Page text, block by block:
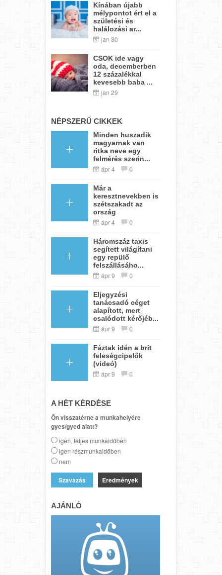
Kínában újabb
mélypontot ért el a
születési és
halálozási ar...
jan 30
CSOK ide vagy
oda, decemberben
12 százalékkal
kevesebb baba ...
jan 29
NÉPSZERŰ CIKKEK
Minden huszadik
magyarnak van
ritka neve egy
felmérés szerin...
ápr 4 0
Már a
keresztnevekben is
szétszakadt az
ország
ápr 4 0
Háromszáz taxis
segített világítani
egy repülő
felszállásáho...
ápr 9 0
Eljegyzési
tanácsadó céget
alapított, mert
csalódott kérőjéb...
ápr 9 0
Fáztak idén a brit
feleségcipelők
(videó)
ápr 9 0
A HÉT KÉRDÉSE
Ön visszatérne a munkahelyére
gyes/gyed alatt?
igen, teljes munkaidőben
igen részmunkaidőben
nem
Eredmények
AJÁNLÓ